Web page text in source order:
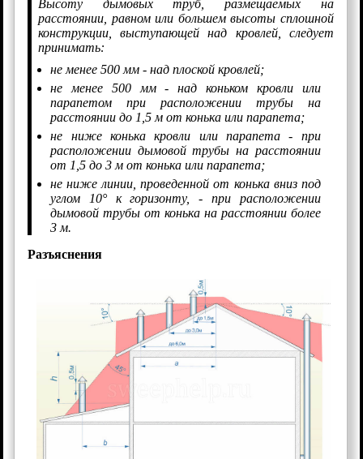
Высоту дымовых труб, размещаемых на
расстоянии, равном или большем высоты сплошной
конструкции, выступающей над кровлей, следует
принимать:
не менее 500 мм - над плоской кровлей;
не менее 500 мм - над коньком кровли или
парапетом при расположении трубы на
расстоянии до 1,5 м от конька или парапета;
не ниже конька кровли или парапета - при
расположении дымовой трубы на расстоянии
от 1,5 до 3 м от конька или парапета;
не ниже линии, проведенной от конька вниз под
углом 10° к горизонту, - при расположении
дымовой трубы от конька на расстоянии более
3 м.
Разъяснения